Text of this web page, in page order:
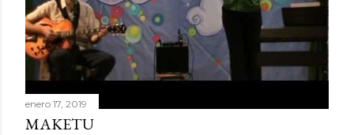
enero 17, 2019
MAKETU